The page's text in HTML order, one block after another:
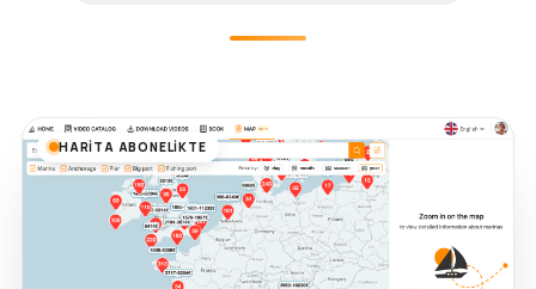
HARITA ABONELIKTE